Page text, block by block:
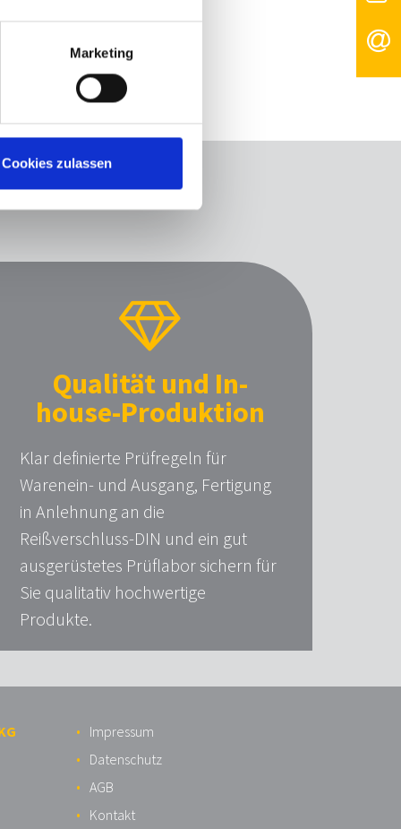
Marketing
Cookies zulassen
Qualität und In-
house-Produktion
Klar definierte Prüfregeln für
Warenein- und Ausgang, Fertigung
in Anlehnung an die
Reißverschluss-DIN und ein gut
ausgerüstetes Prüflabor sichern für
Sie qualitativ hochwertige
Produkte.
Impressum
Datenschutz
AGB
Kontakt